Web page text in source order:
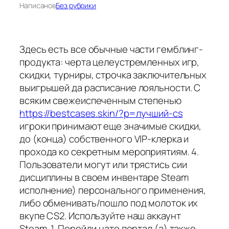
НаписановБез рубрики
Здесь есть все обычные части гемблинг-
продукта: черта целеустремленных игр,
скидки, турниры, строчка заключительных
выигрышей да расписание лояльности. С
всяким свежеиспеченным степенью
https://bestcases.skin/?p=лучший-cs
игроки принимают еще значимые скидки,
до (конца) собственного VIP-клерка и
прохода ко секретным мероприятиям. 4.
Пользователи могут или трястись сии
дисциплины в своем инвентаре Steam
исполнение) персонального применения,
либо обменивать/пошло под молоток их
вкупе CS2. Используйте наш аккаунт